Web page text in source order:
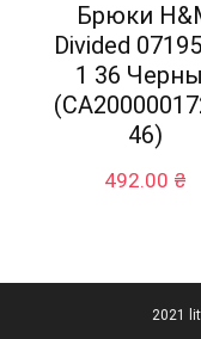
Брюки
Divided
1 36
46)
492.00 ₴
2021